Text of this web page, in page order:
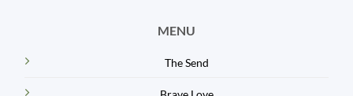
MENU
The Send